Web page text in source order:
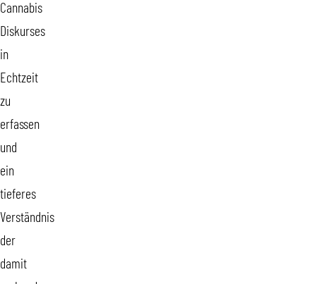
Cannabis
Diskurses
in
Echtzeit
zu
erfassen
und
ein
tieferes
Verständnis
der
damit